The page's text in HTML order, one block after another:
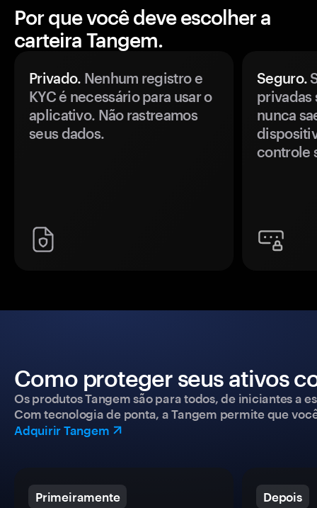
Por que você deve escolher a
carteira Tangem.
Privado. Nenhum registro e
KYC é necessário para usar o
aplicativo. Não rastreamos
seus dados.
Seguro.
privadas
nunca
controle
Como proteger seus ativos
Os produtos Tangem são para todos, de iniciantes a
Com tecnologia de ponta, a Tangem permite que
Adquirir Tangem
Primeiramente Depois